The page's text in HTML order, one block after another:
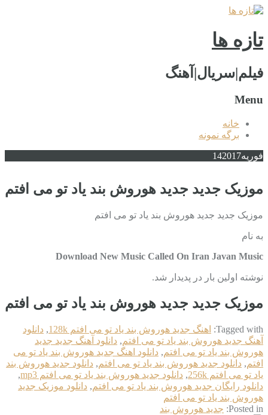
تازه ها
فیلم|سریال|آهنگ
Menu
خانه
برگه نمونه
فوریه 142017
موزیک جدید جديد هوروش بند یاد تو می افتم
موزیک جدید جديد هوروش بند یاد تو می افتم
به نام
Download New Music Called On Iran Javan Music
نوشته اولین بار در پدیدار شد.
موزیک جدید جديد هوروش بند یاد تو می افتم
Tagged with: اهنگ جديد هوروش بند یاد تو می افتم 128k , دانلود
آهنگ جديد هوروش بند یاد تو می افتم, دانلود آهنگ جدید جديد
هوروش بند یاد تو می افتم, دانلود اهنگ جديد هوروش بند یاد تو می
افتم, دانلود جديد هوروش بند یاد تو می افتم, دانلود جديد هوروش بند
یاد تو می افتم 256k
, دانلود جديد هوروش بند یاد تو می افتم mp3
,
دانلود رایگان جديد هوروش بند یاد تو می افتم, دانلود موزیک جديد
هوروش بند یاد تو می افتم
Posted in: جديد هوروش بند